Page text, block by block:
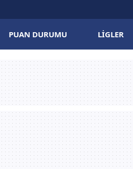
PUAN DURUMU LIGLER